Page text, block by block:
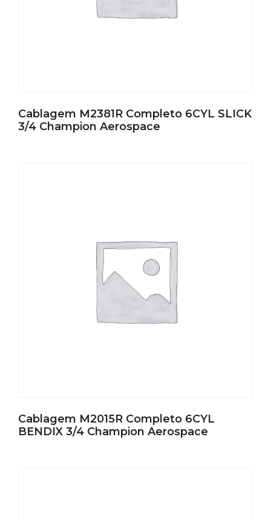
Cablagem M2381R Completo 6CYL SLICK
3/4 Champion Aerospace
Cablagem M2015R Completo 6CYL
BENDIX 3/4 Champion Aerospace